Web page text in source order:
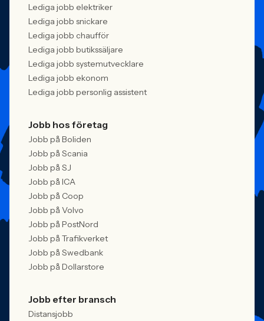
Lediga jobb elektriker
Lediga jobb snickare
Lediga jobb chaufför
Lediga jobb butikssäljare
Lediga jobb systemutvecklare
Lediga jobb ekonom
Lediga jobb personlig assistent
Jobb hos företag
Jobb på Boliden
Jobb på Scania
Jobb på SJ
Jobb på ICA
Jobb på Coop
Jobb på Volvo
Jobb på PostNord
Jobb på Trafikverket
Jobb på Swedbank
Jobb på Dollarstore
Jobb efter bransch
Distansjobb